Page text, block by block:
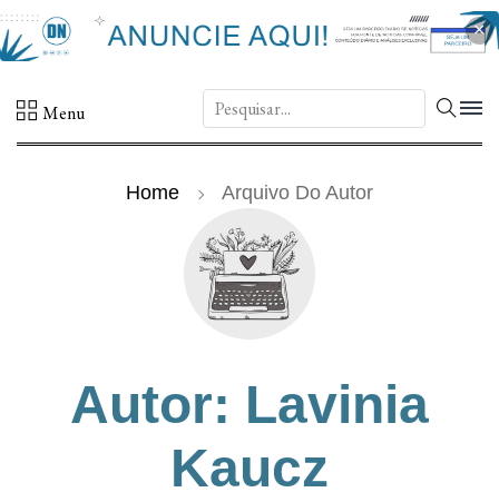
×
Menu DN.
Home Arquivo Do Autor
Autor: Lavinia
Kaucz